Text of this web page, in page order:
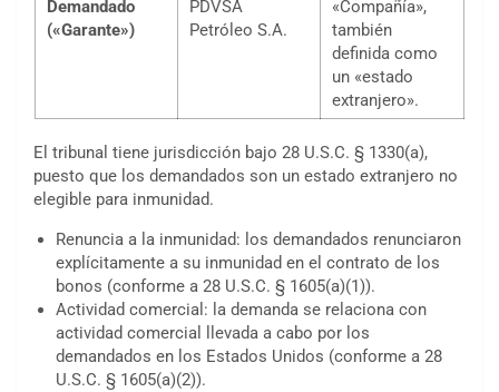
Demandado
(«Garante»)
PDVSA
Petróleo S.A.
«Compañía»,
también
definida como
un «estado
extranjero».
El tribunal tiene jurisdicción bajo 28 U.S.C. § 1330(a),
puesto que los demandados son un estado extranjero no
elegible para inmunidad.
Renuncia a la inmunidad: los demandados renunciaron
explícitamente a su inmunidad en el contrato de los
bonos (conforme a 28 U.S.C. § 1605(a)(1)).
Actividad comercial: la demanda se relaciona con
actividad comercial llevada a cabo por los
demandados en los Estados Unidos (conforme a 28
U.S.C. § 1605(a)(2)).